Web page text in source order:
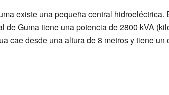
existe una pequeña central
de Guma tiene una potencia de 2800 kVA
cae desde una altura de 8 metros y tiene